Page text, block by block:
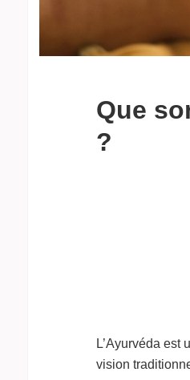
Que
?
L’Ayurvéda est
vision